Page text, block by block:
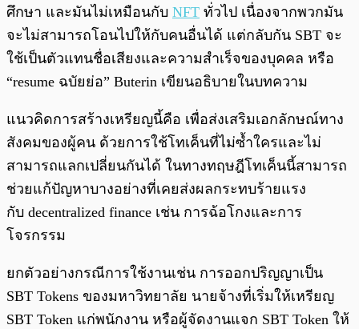
ศึกษา และมันไม่เหมือนกับ NFT ทั่วไป เนื่องจากพวกมัน
จะไม่สามารถโอนไปให้กับคนอื่นได้ แต่กลับกัน SBT จะ
ใช้เป็นตัวแทนชื่อเสียงและความสำเร็จของบุคคล หรือ
“resume ฉบัยย่อ” Buterin เขียนอธิบายในบทความ
แนวคิดการสร้างเหรียญนี้คือ เพื่อส่งเสริมเอกลักษณ์ทาง
สังคมของผู้คน ด้วยการใช้โทเค็นที่ไม่ซ้ำใครและไม่
สามารถแลกเปลี่ยนกันได้ ในทางทฤษฎีโทเค็นนี้สามารถ
ช่วยแก้ปัญหาบางอย่างที่เคยส่งผลกระทบร้ายแรง
กับ decentralized finance เช่น การฉ้อโกงและการ
โจรกรรม
ยกตัวอย่างกรณีการใช้งานเช่น การออกปริญญาเป็น
SBT Tokens ของมหาวิทยาลัย นายจ้างที่เริ่มให้เหรียญ
SBT Token แก่พนักงาน หรือผู้จัดงานแจก SBT Token ให้